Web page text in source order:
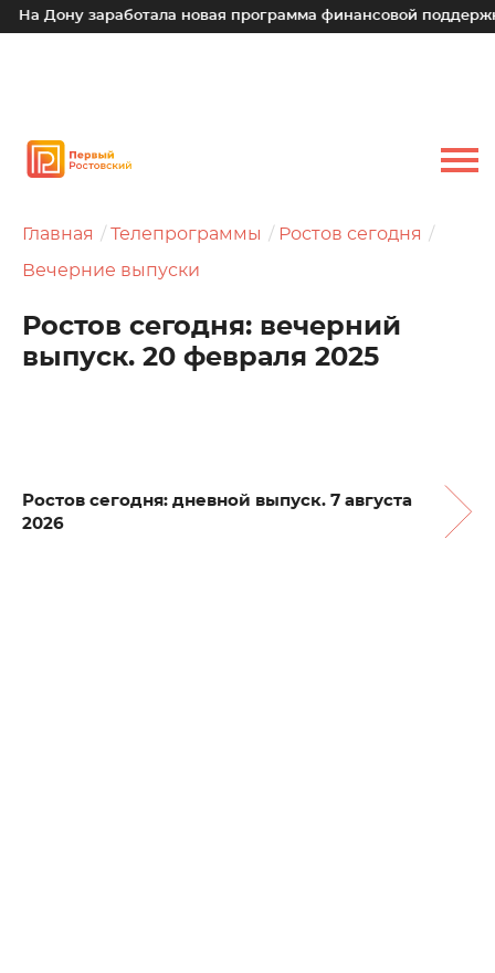
заработала новая программа финансовой поддержки для
Главная Телепрограммы Ростов сегодня
Вечерние выпуски
Ростов сегодня: вечерний
выпуск. 20 февраля 2025
Ростов сегодня: дневной выпуск. 7 августа
2026